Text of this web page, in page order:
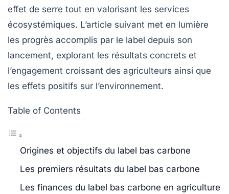
effet de serre tout en valorisant les services
écosystémiques. L’article suivant met en lumière
les progrès accomplis par le label depuis son
lancement, explorant les résultats concrets et
l’engagement croissant des agriculteurs ainsi que
les effets positifs sur l’environnement.
Table of Contents
Origines et objectifs du label bas carbone
Les premiers résultats du label bas carbone
Les finances du label bas carbone en agriculture